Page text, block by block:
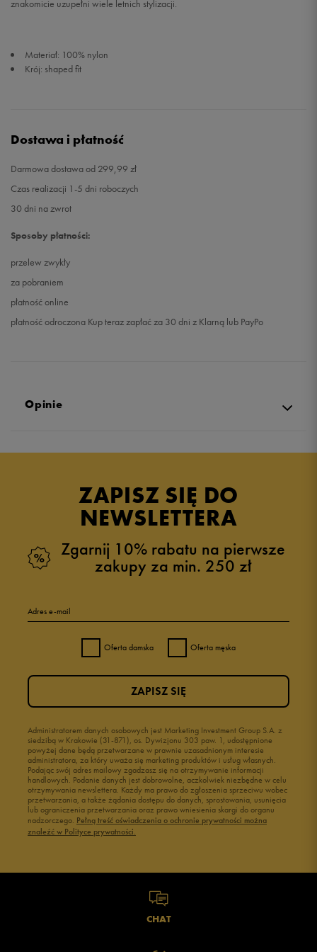
znakomicie uzupełni wiele letnich stylizacji.
Materiał: 100% nylon
Krój: shaped fit
Dostawa i płatność
Darmowa dostawa od 299,99 zł
Czas realizacji 1-5 dni roboczych
30 dni na zwrot
Sposoby płatności:
przelew zwykły
za pobraniem
płatność online
płatność odroczona Kup teraz zapłać za 30 dni z Klarną lub PayPo
Opinie
ZAPISZ SIĘ DO
NEWSLETTERA
Zgarnij 10% rabatu na pierwsze
zakupy za min. 250 zł
Adres e-mail
Oferta damska Oferta męska
Administratorem danych osobowych jest Marketing Investment Group S.A. z
siedzibą w Krakowie (31-871), os. Dywizjonu 303 paw. 1, udostępnione
powyżej dane będą przetwarzane w prawnie uzasadnionym interesie
administratora, za który uważa się marketing produktów i usług własnych.
Podając swój adres mailowy zgadzasz się na otrzymywanie informacji
handlowych. Podanie danych jest dobrowolne, aczkolwiek niezbędne w celu
otrzymywania newslettera. Każdy ma prawo do zgłoszenia sprzeciwu wobec
przetwarzania, a także żądania dostępu do danych, sprostowania, usunięcia
lub ograniczenia przetwarzania oraz prawo wniesienia skargi do organu
nadzorczego. Pełną treść oświadczenia o ochronie prywatności można
znaleźć w Polityce prywatności.
ZAPISZ SIĘ
CHAT